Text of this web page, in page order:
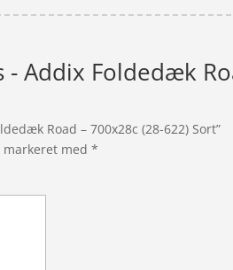
- Addix Foldedæk
Road – 700x28c (28-622) Sort”
markeret med*